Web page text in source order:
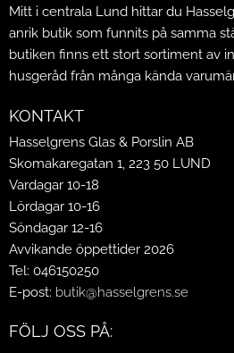
Mitt i centrala Lund hittar du
anrik butik som funnits på samma
butiken finns ett stort sortiment av
husgeråd från många kända
KONTAKT
Hasselgrens Glas & Porslin AB
Skomakaregatan 1, 223 50 LUND
Vardagar 10-18
Lördagar 10-16
Söndagar 12-16
Avvikande öppettider 2026
Tel: 046150250
E-post: butik@hasselgrens.se
FÖLJ OSS PÅ: